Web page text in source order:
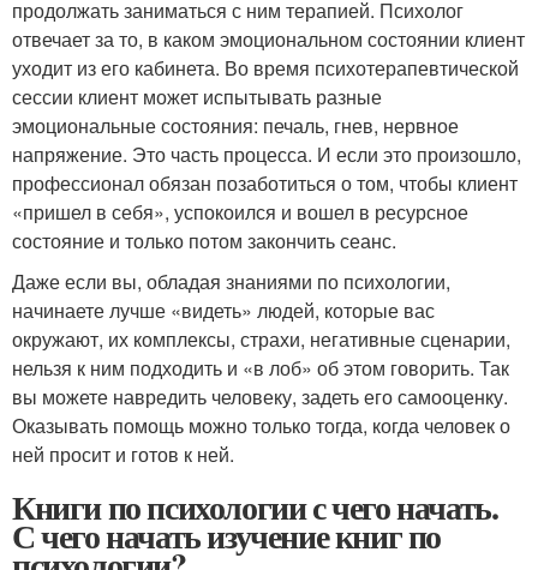
продолжать заниматься с ним терапией. Психолог
отвечает за то, в каком эмоциональном состоянии клиент
уходит из его кабинета. Во время психотерапевтической
сессии клиент может испытывать разные
эмоциональные состояния: печаль, гнев, нервное
напряжение. Это часть процесса. И если это произошло,
профессионал обязан позаботиться о том, чтобы клиент
«пришел в себя», успокоился и вошел в ресурсное
состояние и только потом закончить сеанс.
Даже если вы, обладая знаниями по психологии,
начинаете лучше «видеть» людей, которые вас
окружают, их комплексы, страхи, негативные сценарии,
нельзя к ним подходить и «в лоб» об этом говорить. Так
вы можете навредить человеку, задеть его самооценку.
Оказывать помощь можно только тогда, когда человек о
ней просит и готов к ней.
Книги по психологии с чего начать.
С чего начать изучение книг по